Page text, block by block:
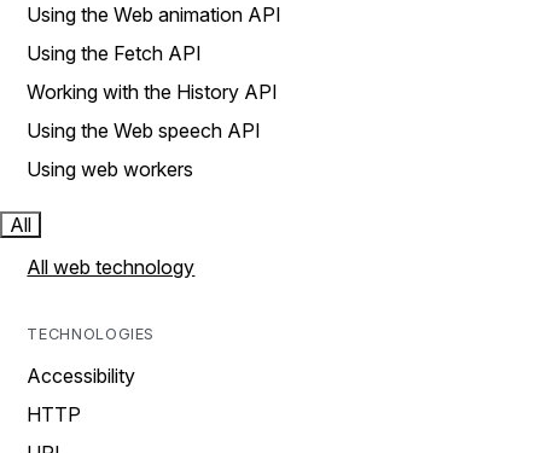
Using the Web animation API
Using the Fetch API
Working with the History API
Using the Web speech API
Using web workers
All
All web technology
TECHNOLOGIES
Accessibility
HTTP